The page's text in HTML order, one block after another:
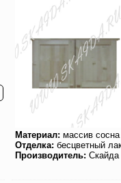
Материал: массив сосна
Отделка: бесцветный
Производитель: Скайда